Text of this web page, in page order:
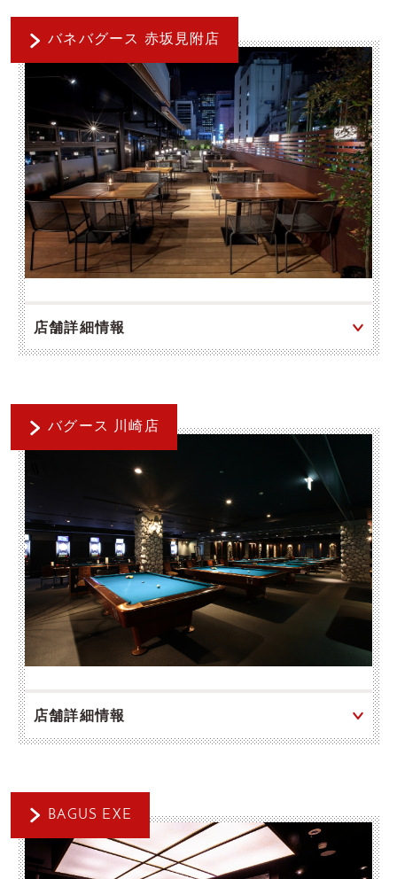
バネバグース 赤坂見附店
店舗詳細情報
バグース 川崎店
店舗詳細情報
BAGUS EXE